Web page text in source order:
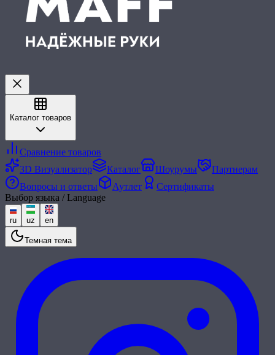
Каталог товаров
Сравнение товаров
3D Визуализатор
Каталог Шоурумы
Партнерам
Вопросы и ответы
Аутлет
Сертификаты
Выбор языка / Language
ru uz en
Темная тема